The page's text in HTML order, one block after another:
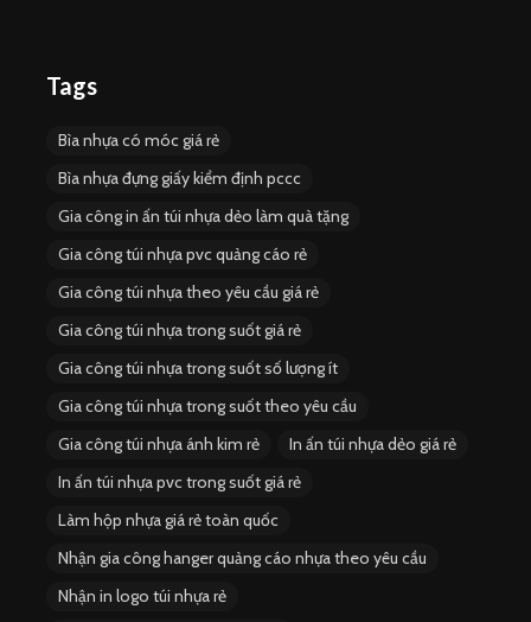
Tags
Bìa nhựa có móc giá rẻ
Bìa nhựa đựng giấy kiểm định pccc
Gia công in ấn túi nhựa dẻo làm quà tặng
Gia công túi nhựa pvc quảng cáo rẻ
Gia công túi nhựa theo yêu cầu giá rẻ
Gia công túi nhựa trong suốt giá rẻ
Gia công túi nhựa trong suốt số lượng ít
Gia công túi nhựa trong suốt theo yêu cầu
Gia công túi nhựa ánh kim rẻ
In ấn túi nhựa dẻo giá rẻ
In ấn túi nhựa pvc trong suốt giá rẻ
Làm hộp nhựa giá rẻ toàn quốc
Nhận gia công hanger quảng cáo nhựa theo yêu cầu
Nhận in logo túi nhựa rẻ